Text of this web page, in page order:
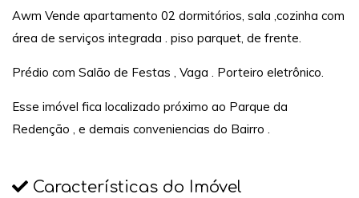
Awm Vende apartamento 02 dormitórios, sala ,cozinha com
área de serviços integrada . piso parquet, de frente.
Prédio com Salão de Festas , Vaga . Porteiro eletrônico.
Esse imóvel fica localizado próximo ao Parque da
Redenção , e demais conveniencias do Bairro .
Características do Imóvel